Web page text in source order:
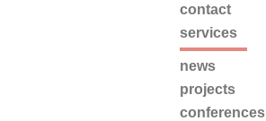
contact
services
news
projects
conferences